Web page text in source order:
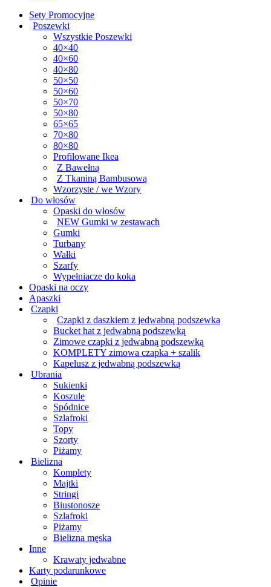
Sety Promocyjne
Poszewki
Wszystkie Poszewki
40×40
40×60
40×80
50×50
50×60
50×70
50×80
65×65
70×80
80×80
Profilowane Ikea
Z Bawełną
Z Tkaniną Bambusową
Wzorzyste / we Wzory
Do włosów
Opaski do włosów
NEW Gumki w zestawach
Gumki
Turbany
Wałki
Szarfy
Wypełniacze do koka
Opaski na oczy
Apaszki
Czapki
Czapki z daszkiem z jedwabną podszewka
Bucket hat z jedwabną podszewką
Zimowe czapki z jedwabną podszewką
KOMPLETY zimowa czapka + szalik
Kapelusz z jedwabną podszewką
Ubrania
Sukienki
Koszule
Spódnice
Szlafroki
Topy
Szorty
Piżamy
Bielizna
Komplety
Majtki
Stringi
Biustonosze
Szlafroki
Piżamy
Bielizna męska
Inne
Krawaty jedwabne
Karty podarunkowe
Opinie